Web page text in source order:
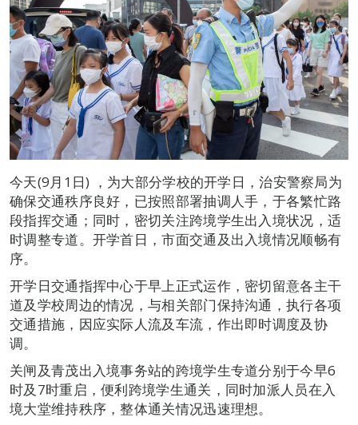
今天(9月1日) ，为大部分学校的开学日，治安警察局为
确保交通秩序良好，已按照部署抽调人手，于各繁忙路
段指挥交通；同时，密切关注跨境学生出入境状况，适
时调整专道。开学首日，市面交通及出入境情况顺畅有
序。
开学日交通指挥中心于早上正式运作，密切留意各主干
道及学校周边的情况，与相关部门保持沟通，执行各项
交通措施，因应实际人流及车流，作出即时调度及协
调。
关闸及青茂出入境事务站的跨境学生专道分别于今早6
时及7时重启，便利跨境学生通关，同时加派人员在入
境大堂维持秩序，整体通关情况迅速理想。